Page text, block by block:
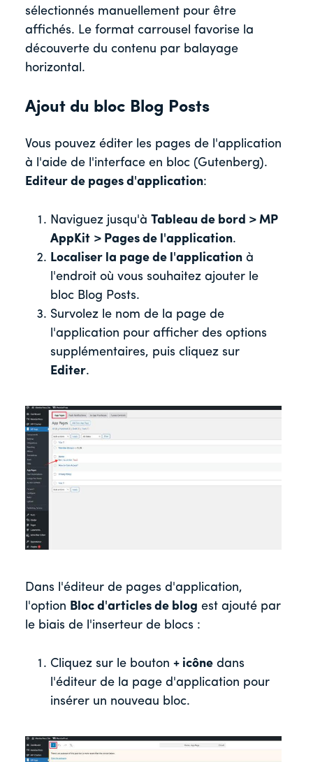
sélectionnés manuellement pour être
affichés. Le format carrousel favorise la
découverte du contenu par balayage
horizontal.
Ajout du bloc Blog Posts
Vous pouvez éditer les pages de l'application
à l'aide de l'interface en bloc (Gutenberg).
Editeur de pages d'application:
Naviguez jusqu'à Tableau de bord > MP
AppKit > Pages de l'application.
Localiser la page de l'application à
l'endroit où vous souhaitez ajouter le
bloc Blog Posts.
Survolez le nom de la page de
l'application pour afficher des options
supplémentaires, puis cliquez sur
Editer.
Dans l'éditeur de pages d'application,
l'option Bloc d'articles de blog est ajouté par
le biais de l'inserteur de blocs :
Cliquez sur le bouton + icône dans
l'éditeur de la page d'application pour
insérer un nouveau bloc.